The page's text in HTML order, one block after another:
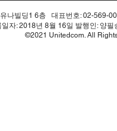
나빌딩1 6층 대표번호: 02-569-
자: 2018년 8월 16일 발행인: 양
©2021 Unitedcom. All